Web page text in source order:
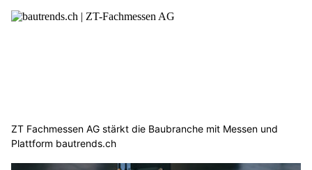
ZT Fachmessen AG stärkt die Baubranche mit Messen und
Plattform bautrends.ch